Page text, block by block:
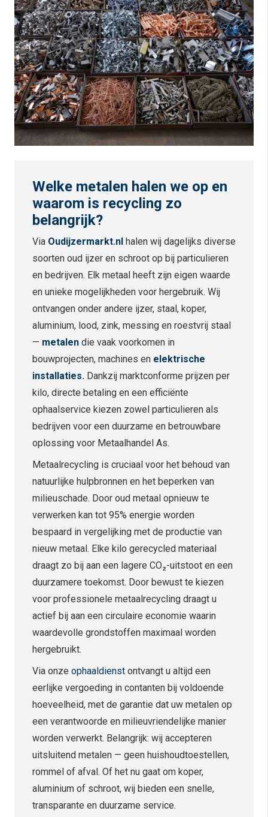
Welke metalen halen we op en
waarom is recycling zo
belangrijk?
Via Oudijzermarkt.nl halen wij dagelijks diverse
soorten oud ijzer en schroot op bij particulieren
en bedrijven. Elk metaal heeft zijn eigen waarde
en unieke mogelijkheden voor hergebruik. Wij
ontvangen onder andere ijzer, staal, koper,
aluminium, lood, zink, messing en roestvrij staal
— metalen die vaak voorkomen in
bouwprojecten, machines en elektrische
installaties. Dankzij marktconforme prijzen per
kilo, directe betaling en een efficiënte
ophaalservice kiezen zowel particulieren als
bedrijven voor een duurzame en betrouwbare
oplossing voor Metaalhandel As.
Metaalrecycling is cruciaal voor het behoud van
natuurlijke hulpbronnen en het beperken van
milieuschade. Door oud metaal opnieuw te
verwerken kan tot 95% energie worden
bespaard in vergelijking met de productie van
nieuw metaal. Elke kilo gerecycled materiaal
draagt zo bij aan een lagere CO₂-uitstoot en een
duurzamere toekomst. Door bewust te kiezen
voor professionele metaalrecycling draagt u
actief bij aan een circulaire economie waarin
waardevolle grondstoffen maximaal worden
hergebruikt.
Via onze ophaaldienst ontvangt u altijd een
eerlijke vergoeding in contanten bij voldoende
hoeveelheid, met de garantie dat uw metalen op
een verantwoorde en milieuvriendelijke manier
worden verwerkt. Belangrijk: wij accepteren
uitsluitend metalen — geen huishoudtoestellen,
rommel of afval. Of het nu gaat om koper,
aluminium of schroot, wij bieden een snelle,
transparante en duurzame service.